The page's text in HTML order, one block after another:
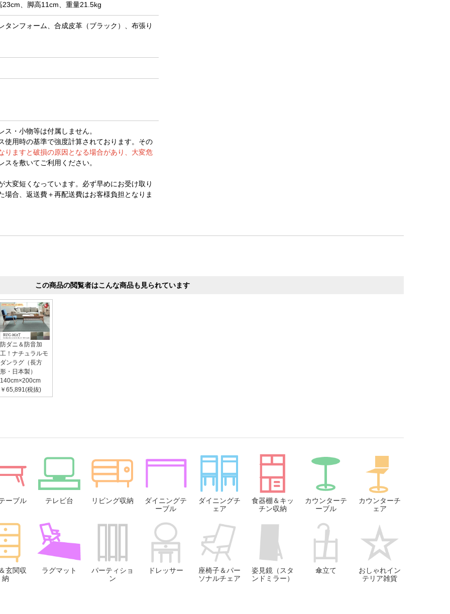
、脚高11cm、重量21.5kg
ンフォーム、合成皮革（ブラック）、布張り
・小物等は付属しません。
用時の基準で強度計算されております。その
りますと破損の原因となる場合があり、大変危
を敷いてご利用ください。
変短くなっています。必ず早めにお受け取り
合、返送費＋再配送費はお客様負担となりま
この商品の閲覧者はこんな商品も見られています
防ダニ＆防音加
工！ナチュラルモ
ダンラグ（長方
形・日本製）
140cm×200cm
￥65,891(税抜)
ーブル テレビ台 リビング収納
ダイニングテ
ーブル
ダイニングチ
ェア
食器棚＆キッ
チン収納
カウンターテ
ーブル
カウンターチ
ェア
玄関収
納
ラグマット
パーティショ
ン
ドレッサー
座椅子＆パー
ソナルチェア
姿見鏡（スタ
ンドミラー）
傘立て
おしゃれイン
テリア雑貨